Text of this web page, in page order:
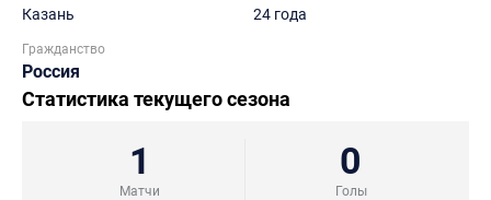
Казань 24 года
Гражданство
Россия
Статистика текущего сезона
1
Матчи
0
Голы